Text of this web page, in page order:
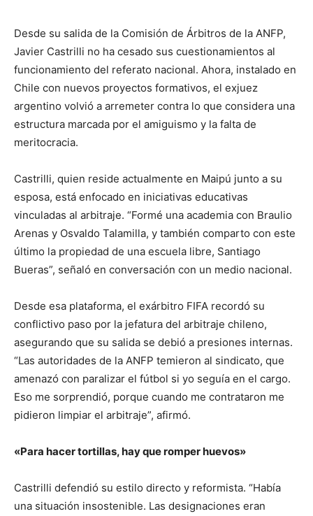
Desde su salida de la Comisión de Árbitros de la ANFP,
Javier Castrilli no ha cesado sus cuestionamientos al
funcionamiento del referato nacional. Ahora, instalado en
Chile con nuevos proyectos formativos, el exjuez
argentino volvió a arremeter contra lo que considera una
estructura marcada por el amiguismo y la falta de
meritocracia.
Castrilli, quien reside actualmente en Maipú junto a su
esposa, está enfocado en iniciativas educativas
vinculadas al arbitraje. “Formé una academia con Braulio
Arenas y Osvaldo Talamilla, y también comparto con este
último la propiedad de una escuela libre, Santiago
Bueras”, señaló en conversación con un medio nacional.
Desde esa plataforma, el exárbitro FIFA recordó su
conflictivo paso por la jefatura del arbitraje chileno,
asegurando que su salida se debió a presiones internas.
“Las autoridades de la ANFP temieron al sindicato, que
amenazó con paralizar el fútbol si yo seguía en el cargo.
Eso me sorprendió, porque cuando me contrataron me
pidieron limpiar el arbitraje”, afirmó.
«Para hacer tortillas, hay que romper huevos»
Castrilli defendió su estilo directo y reformista. “Había
una situación insostenible. Las designaciones eran